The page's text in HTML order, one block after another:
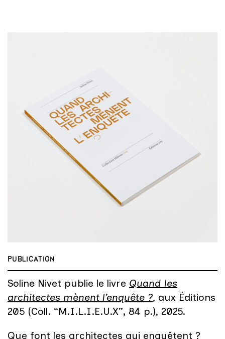
PUBLICATION
Soline Nivet publie le livre Quand les
architectes mènent l’enquête ?, aux Éditions
205 (Coll. “M.I.L.I.E.U.X”, 84 p.), 2025.
Que font les architectes qui enquêtent ?